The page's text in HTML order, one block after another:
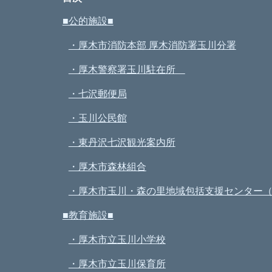
■公的施設■
・厚木市消防本部 厚木消防署玉川分署
・厚木警察署玉川駐在所
・七沢郵便局
・玉川公民館
・東丹沢七沢観光案内所
・厚木市森林組合
・厚木市玉川・森の里地域包括支援センター
■教育施設■
・厚木市立玉川小学校
・厚木市立玉川保育所